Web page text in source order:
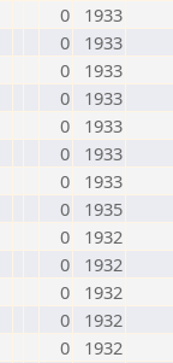
0
1933
0
1933
0
1933
0
1933
0
1933
0
1933
0
1933
0
1935
0
1932
0
1932
0
1932
0
1932
0
1932